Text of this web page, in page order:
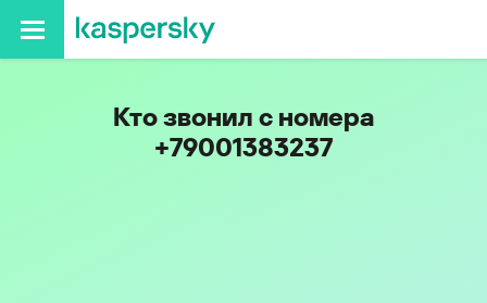
Кто звонил с номера
+79001383237